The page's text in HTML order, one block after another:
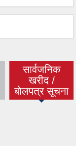
सार्वजनिक
खरीद /
बोलपत्र सूचना
(active tab)